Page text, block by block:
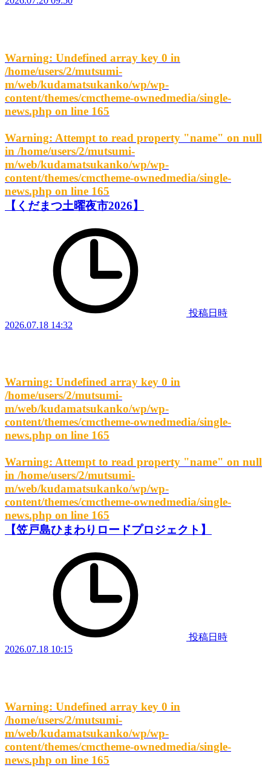
Warning: Undefined array key 0 in
/home/users/2/mutsumi-
m/web/kudamatsukanko/wp/wp-
content/themes/cmctheme-ownedmedia/single-
news.php on line 165
Warning: Attempt to read property "name" on null
in /home/users/2/mutsumi-
m/web/kudamatsukanko/wp/wp-
content/themes/cmctheme-ownedmedia/single-
news.php on line 165
【くだまつ土曜夜市2026】
投稿日時
2026.07.18 14:32
Warning: Undefined array key 0 in
/home/users/2/mutsumi-
m/web/kudamatsukanko/wp/wp-
content/themes/cmctheme-ownedmedia/single-
news.php on line 165
Warning: Attempt to read property "name" on null
in /home/users/2/mutsumi-
m/web/kudamatsukanko/wp/wp-
content/themes/cmctheme-ownedmedia/single-
news.php on line 165
【笠戸島ひまわりロードプロジェクト】
投稿日時
2026.07.18 10:15
Warning: Undefined array key 0 in
/home/users/2/mutsumi-
m/web/kudamatsukanko/wp/wp-
content/themes/cmctheme-ownedmedia/single-
news.php on line 165